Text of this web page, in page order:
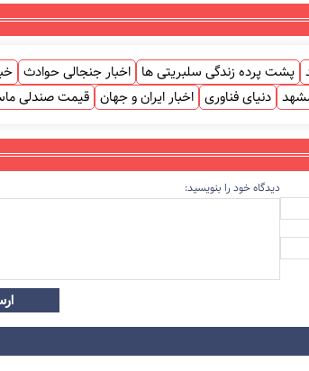
پشت پرده زندگی سلبریتی ها اخبار جنجالی حوادث
دنیای فناوری اخبار ایران و جهان قیمت صندلی
دیدگاه خود را بنویسید: